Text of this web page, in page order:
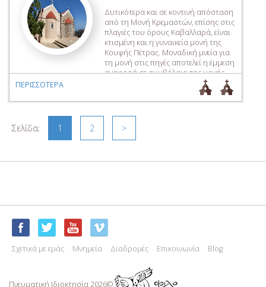
Δυτικότερα και σε κοντινή απόσταση
από τη Μονή Κρεμαστών, επίσης στις
πλαγιές του όρους Καβαλλαρά, είναι
κτισμένη και η γυναικεία μονή της
Κουφής Πέτρας. Μοναδική μνεία για
τη μονή στις πηγές αποτελεί η έμμεση
αναφορά σε συμβόλαιο της μονής
Αρετίου, το έτος 1630, για «τὸν τόπον
τῆς Ὑπεραγίας Θεοτόκου τῆς Κουφῆς
Πέτρας». Η εγκαταλελειμμένη για […]
ΠΕΡΙΣΣΟΤΕΡΑ
Σελίδα: 1 2 >
Σχετικά με εμάς Μνημεία Διαδρομές Επικοινωνία Blog
Πνευματική Ιδιoκτησία 2026©